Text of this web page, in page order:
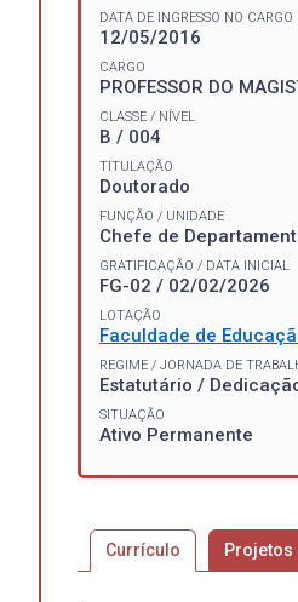
DATA DE INGRESSO NO CARGO
12/05/2016
CARGO
PROFESSOR DO
CLASSE / NÍVEL
B / 004
TITULAÇÃO
Doutorado
FUNÇÃO / UNIDADE
Chefe de
GRATIFICAÇÃO / DATA INICIAL
FG-02 / 02/02/2026
LOTAÇÃO
Faculdade de
REGIME / JORNADA DE
Estatutário /
SITUAÇÃO
Ativo Permanente
Currículo Projetos